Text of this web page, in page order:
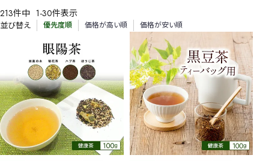
並び替え 優先度順 価格が高い順 価格が安い順
213件中 1-30件表示